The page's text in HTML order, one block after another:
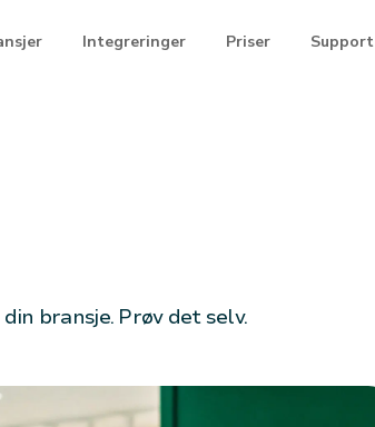
Integreringer Priser Support
bransje. Prøv det selv.